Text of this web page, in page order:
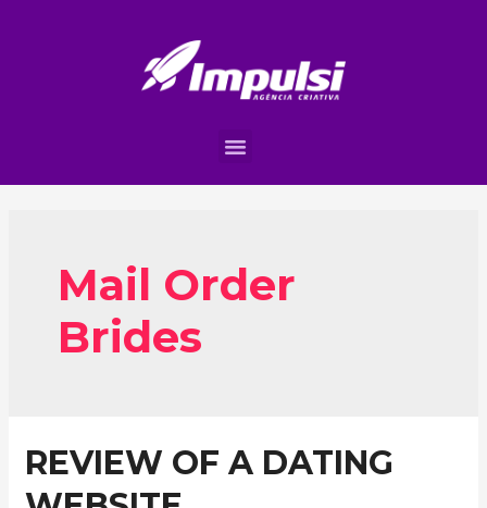
Mail Order
Brides
REVIEW OF A DATING